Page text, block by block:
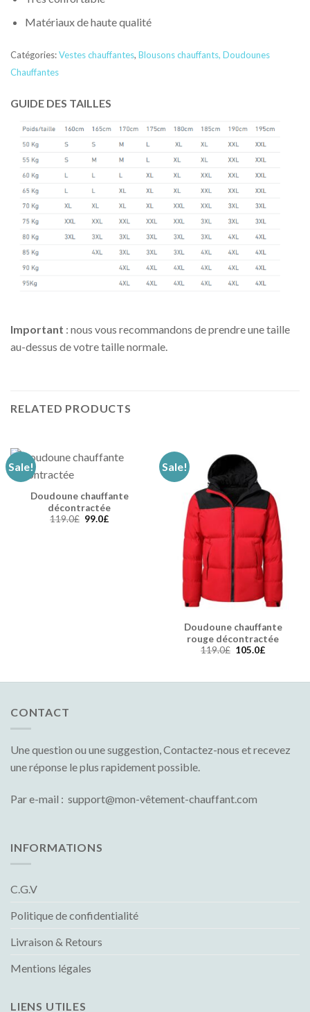
Matériaux de haute qualité
Catégories:Vestes chauffantes, Blousons chauffants, Doudounes
Chauffantes
GUIDE DES TAILLES
Important : nous vous recommandons de prendre une taille
au-dessus de votre taille normale.
RELATED PRODUCTS
Sale!
Doudoune chauffante
décontractée
119.0£ 99.0£
Sale!
Doudoune chauffante
rouge décontractée
119.0£ 105.0£
CONTACT
Une question ou une suggestion, Contactez-nous et recevez
une réponse le plus rapidement possible.
Par e-mail : support@mon-vêtement-chauffant.com
INFORMATIONS
C.G.V
Politique de confidentialité
Livraison & Retours
Mentions légales
LIENS UTILES